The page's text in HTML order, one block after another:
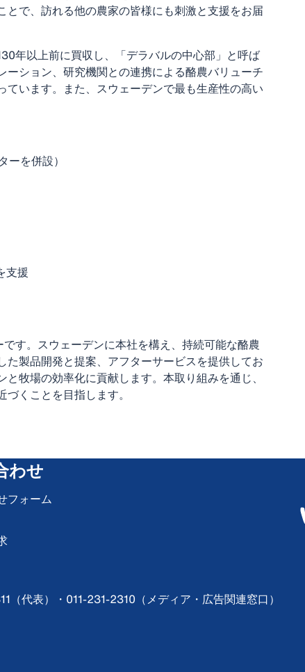
で、訪れる他の農家の皆様にも刺激と支援をお届
年以上前に買収し、「デラバルの中心部」と呼ば
ション、研究機関との連携による酪農バリューチ
います。また、スウェーデンで最も生産性の高い
を併設）
支援
す。スウェーデンに本社を構え、持続可能な酪農
製品開発と提案、アフターサービスを提供してお
牧場の効率化に貢献します。本取り組みを通じ、
くことを目指します。
わせ
フォーム
（代表）・011-231-2310（メディア・広告関連窓口）